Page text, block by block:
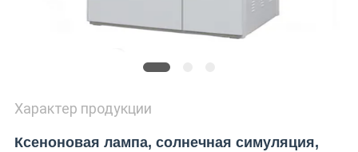
Характер продукции
Ксеноновая лампа, солнечная симуляция,